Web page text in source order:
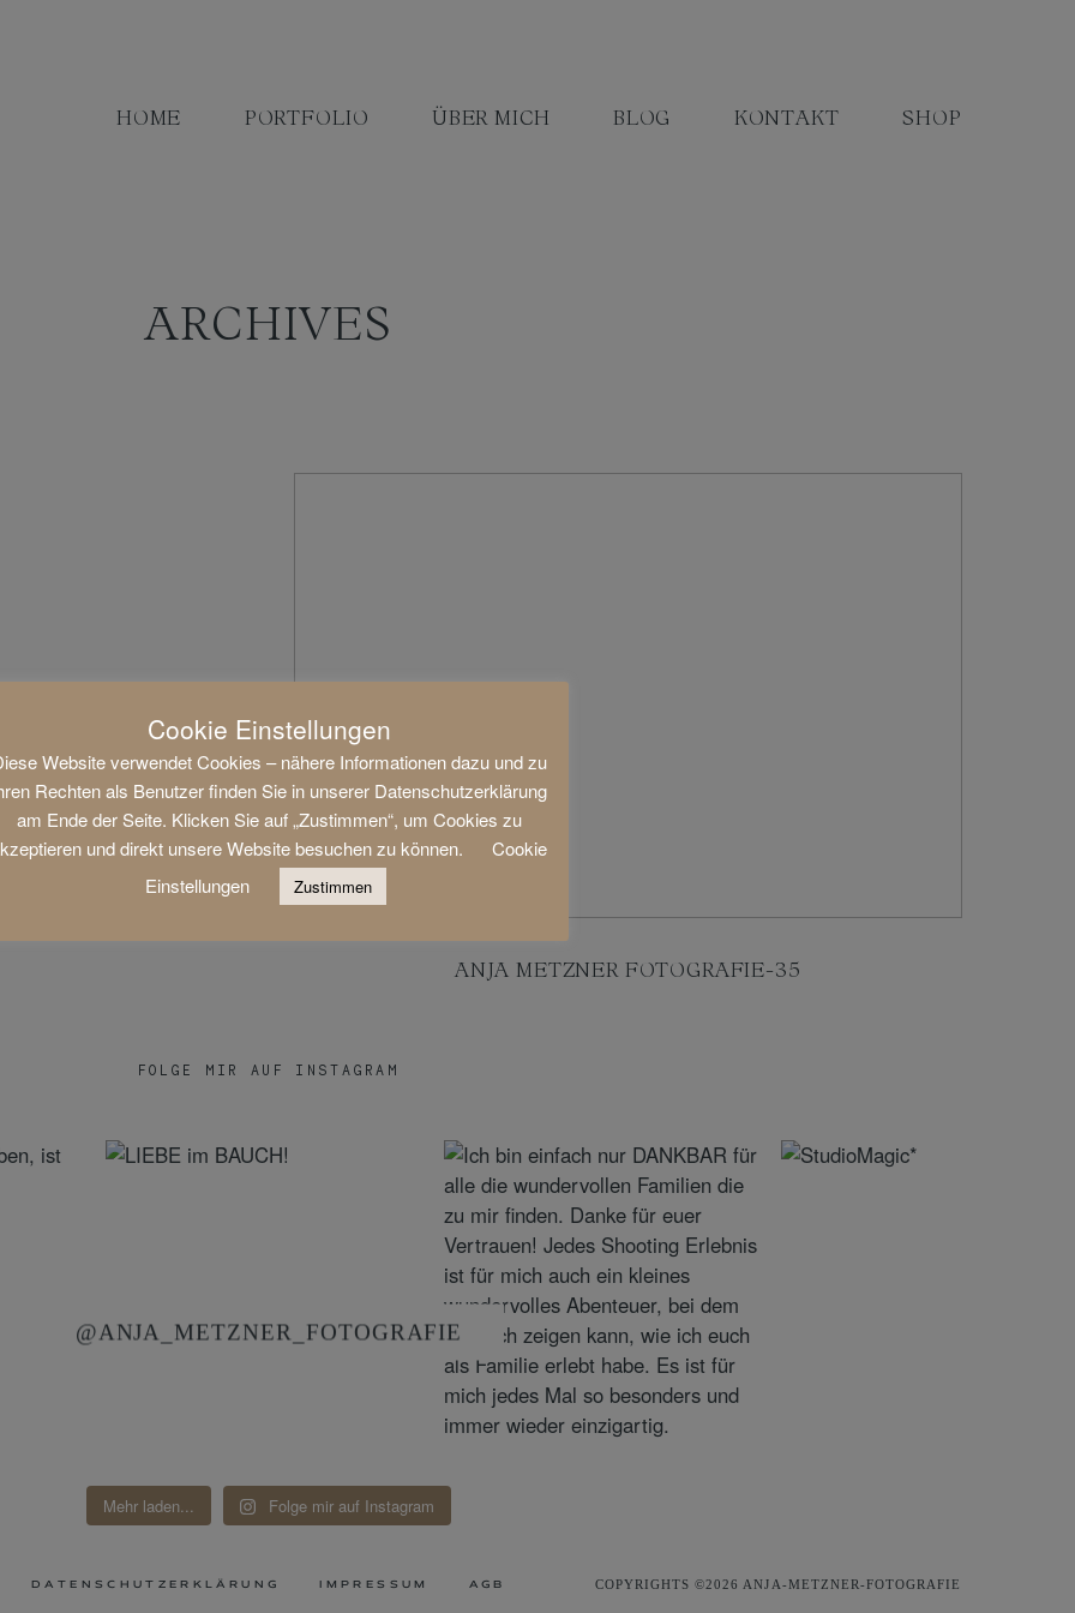
HOME PORTFOLIO ÜBER MICH BLOG KONTAKT SHOP
ARCHIVES
ANJA METZNER FOTOGRAFIE-35
FOLGE MIR AUF INSTAGRAM
@ANJA_METZNER_FOTOGRAFIE
Mehr laden... Folge mir auf Instagram
DATENSCHUTZERKLÄRUNG IMPRESSUM AGB COPYRIGHTS ©2026 ANJA-METZNER-FOTOGRAFIE
Cookie Einstellungen
Website verwendet Cookies – nähere Informationen dazu und zu
Rechten als Benutzer finden Sie in unserer Datenschutzerklärung
am Ende der Seite. Klicken Sie auf „Zustimmen“, um Cookies zu
und direkt unsere Website besuchen zu können.
Cookie
Einstellungen
Zustimmen